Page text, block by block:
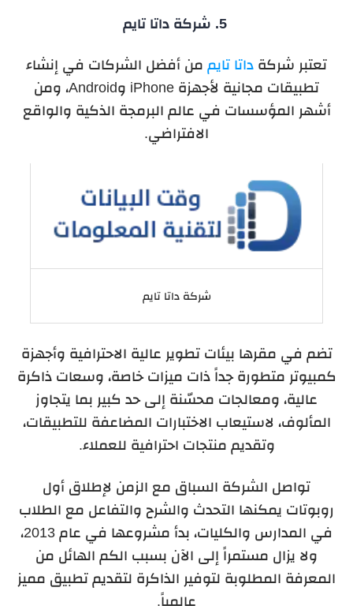
5. شركة داتا تايم
تعتبر شركة داتا تايم من أفضل الشركات في إنشاء
تطبيقات مجانية لأجهزة iPhone وAndroid، ومن
أشهر المؤسسات في عالم البرمجة الذكية والواقع
الافتراضي.
شركة داتا تايم
تضم في مقرها بيئات تطوير عالية الاحترافية وأجهزة
كمبيوتر متطورة جداً ذات ميزات خاصة، وسعات ذاكرة
عالية، ومعالجات محسّنة إلى حد كبير بما يتجاوز
المألوف، لاستيعاب الاختبارات المضاعفة للتطبيقات،
وتقديم منتجات احترافية للعملاء.
تواصل الشركة السباق مع الزمن لإطلاق أول
روبوتات يمكنها التحدث والشرح والتفاعل مع الطلاب
في المدارس والكليات، بدأ مشروعها في عام 2013،
ولا يزال مستمراً إلى الآن بسبب الكم الهائل من
المعرفة المطلوبة لتوفير الذاكرة لتقديم تطبيق مميز
عالمياً.